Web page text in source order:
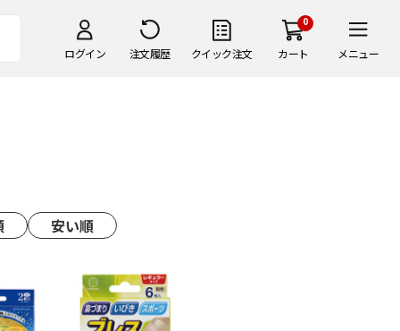
ログイン 注文履歴 クイック注文
0
カート メニュー
安い順